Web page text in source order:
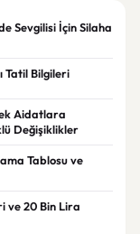
Sevgilisi İçin Silaha
Tatil Bilgileri
Aidatlara
Değişiklikler
Tablosu ve
ve 20 Bin Lira